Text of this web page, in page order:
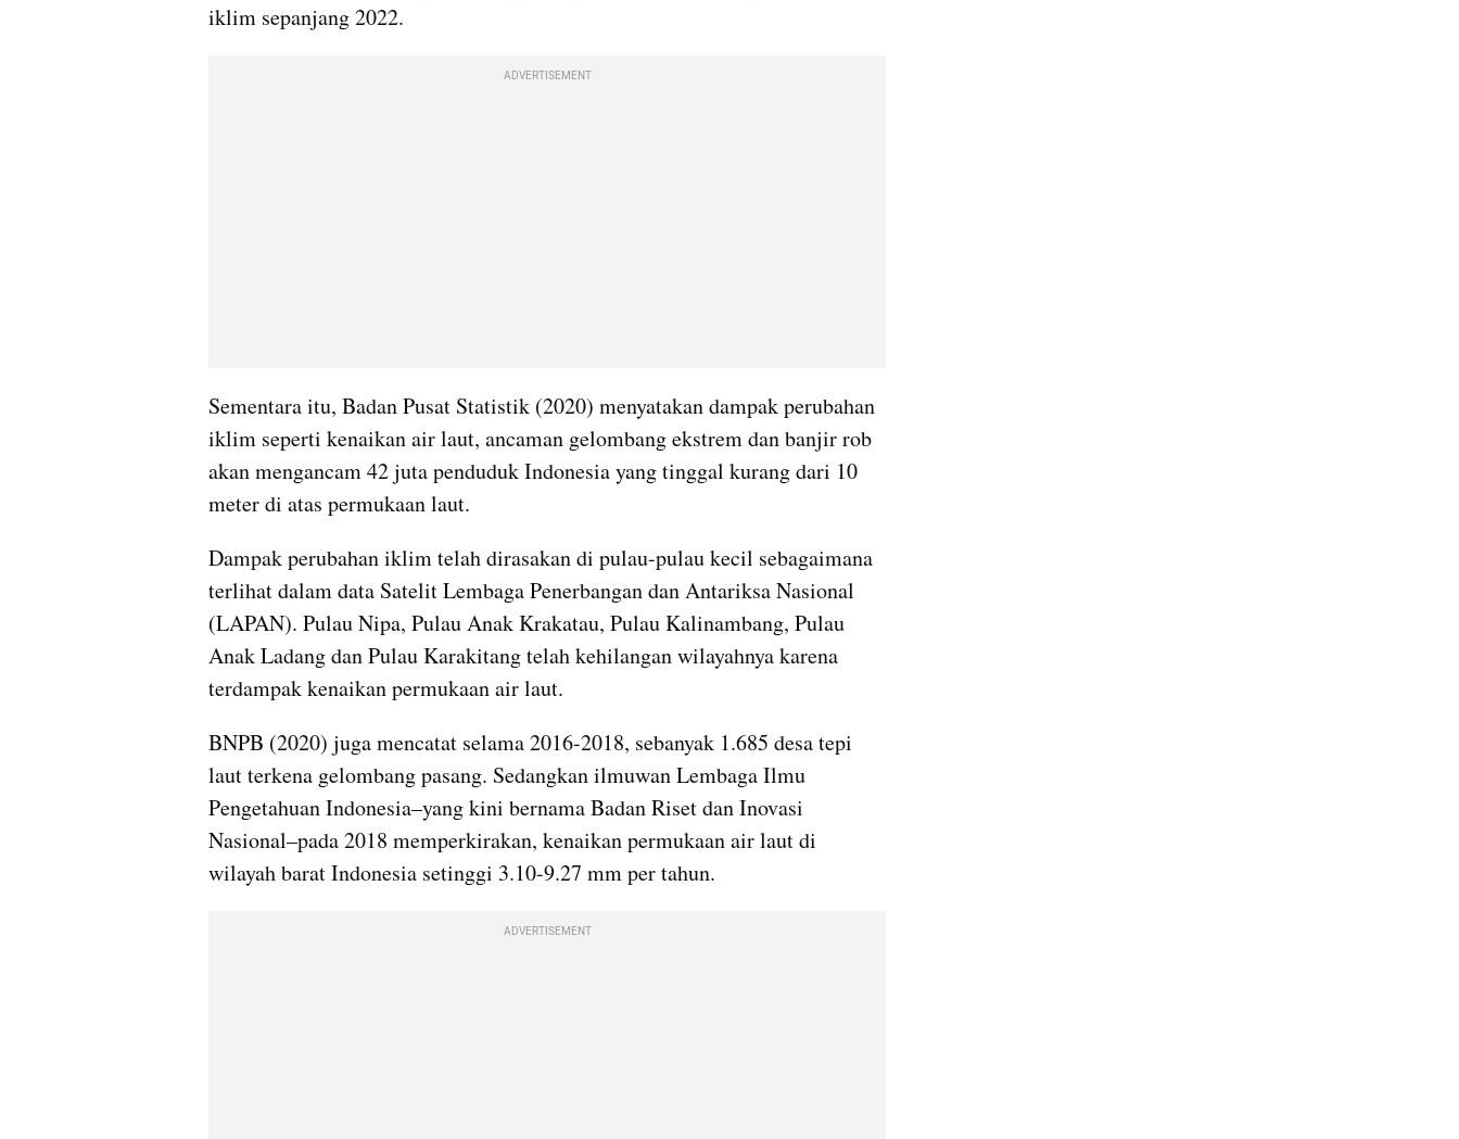
iklim sepanjang 2022.
ADVERTISEMENT
Sementara itu, Badan Pusat Statistik (2020) menyatakan dampak perubahan
iklim seperti kenaikan air laut, ancaman gelombang ekstrem dan banjir rob
akan mengancam 42 juta penduduk Indonesia yang tinggal kurang dari 10
meter di atas permukaan laut.
Dampak perubahan iklim telah dirasakan di pulau-pulau kecil sebagaimana
terlihat dalam data Satelit Lembaga Penerbangan dan Antariksa Nasional
(LAPAN). Pulau Nipa, Pulau Anak Krakatau, Pulau Kalinambang, Pulau
Anak Ladang dan Pulau Karakitang telah kehilangan wilayahnya karena
terdampak kenaikan permukaan air laut.
BNPB (2020) juga mencatat selama 2016-2018, sebanyak 1.685 desa tepi
laut terkena gelombang pasang. Sedangkan ilmuwan Lembaga Ilmu
Pengetahuan Indonesia–yang kini bernama Badan Riset dan Inovasi
Nasional–pada 2018 memperkirakan, kenaikan permukaan air laut di
wilayah barat Indonesia setinggi 3.10-9.27 mm per tahun.
ADVERTISEMENT